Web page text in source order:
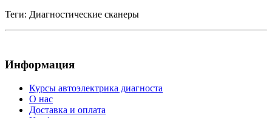
Теги: Диагностические сканеры
Информация
Курсы автоэлектрика диагноста
О нас
Доставка и оплата